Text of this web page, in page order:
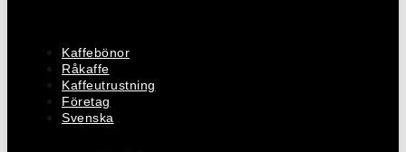
Kaffebönor
Råkaffe
Kaffeutrustning
Företag
Svenska